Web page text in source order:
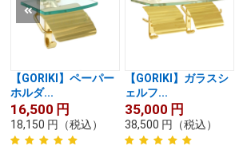
【GORIKI】ペーパー
ホルダ...
16,500 円
18,150 円 （税込）
【GORIKI】ガラスシ
ェルフ...
35,000 円
38,500 円 （税込）